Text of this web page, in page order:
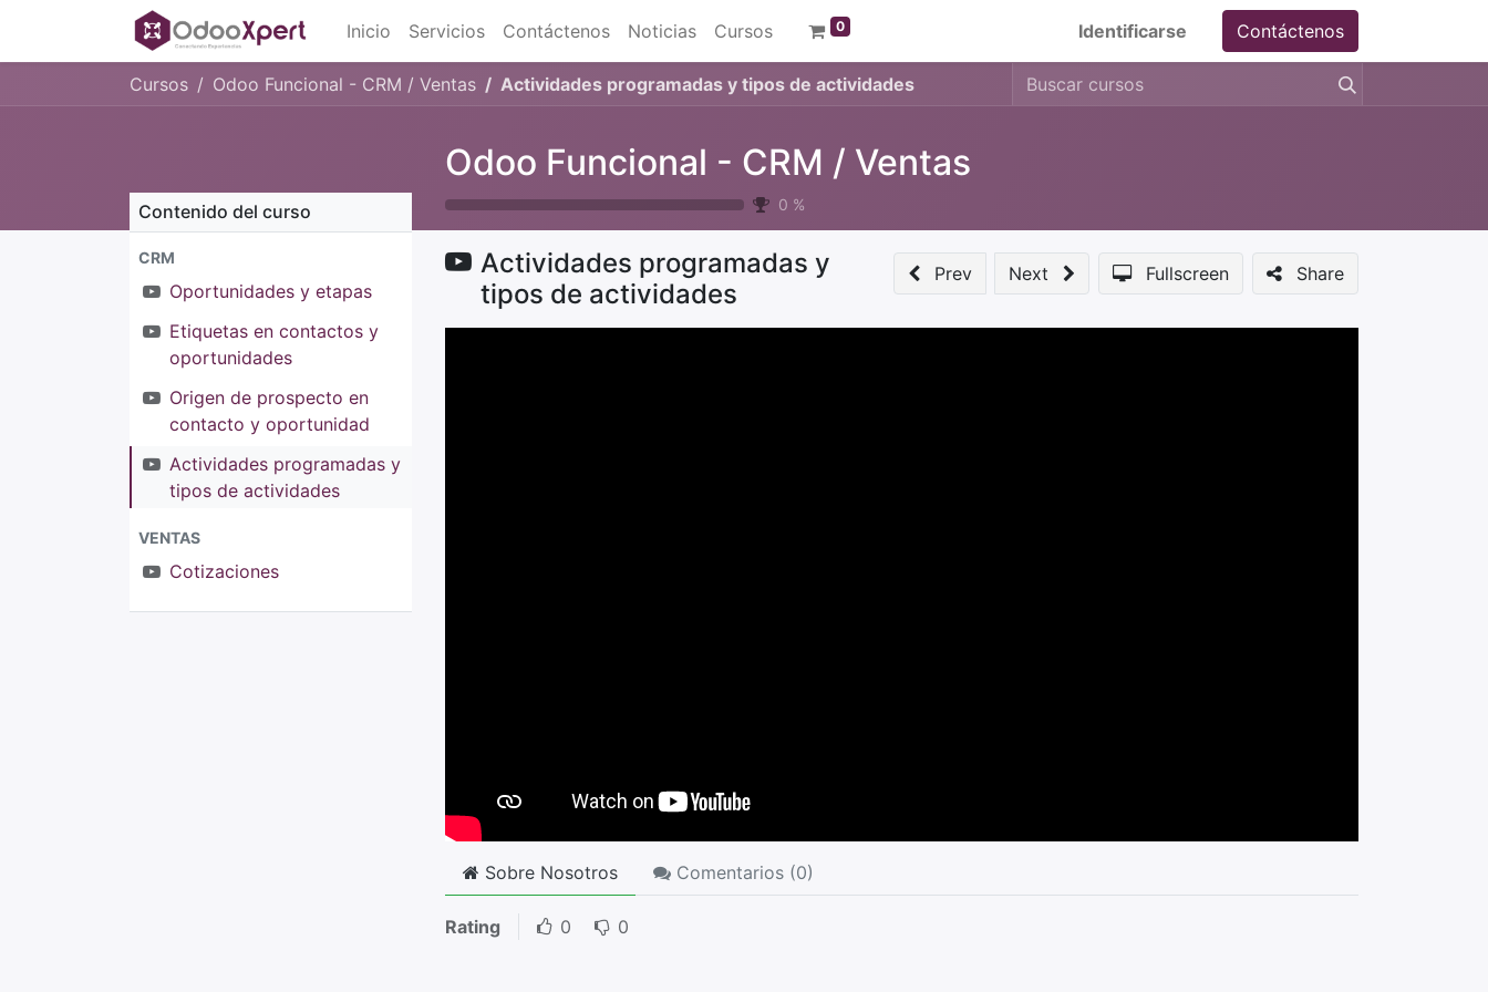
Inicio Servicios Contáctenos Noticias Cursos 0 Identificarse Contáctenos
Cursos Odoo Funcional - CRM / Ventas Actividades programadas y tipos de actividades
Odoo Funcional - CRM / Ventas
0 %
Contenido del curso
CRM
Oportunidades y etapas
Etiquetas en contactos y
oportunidades
Origen de prospecto en
contacto y oportunidad
Actividades programadas y
tipos de actividades
VENTAS
Cotizaciones
Actividades programadas y
tipos de actividades
Prev Next Fullscreen Share
Sobre Nosotros Comentarios (0)
Rating 0 0